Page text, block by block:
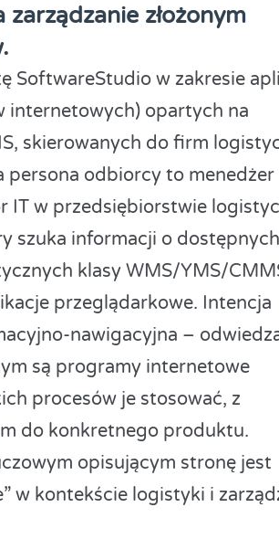
złożonym
SoftwareStudio w zakresie
internetowych) opartych na
skierowanych do firm
persona odbiorcy to menedżer
IT w przedsiębiorstwie
szuka informacji o dostępnych
klasy WMS/YMS/
przeglądarkowe. Intencja
nawigacyjna –
są programy internetowe
procesów je stosować, z
do konkretnego produktu.
opisującym stronę jest
w kontekście logistyki i